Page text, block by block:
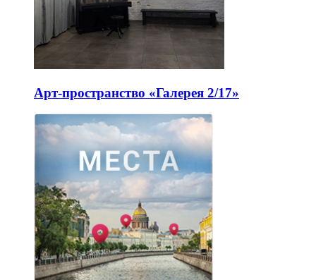
Арт-пространство «Галерея 2/17»